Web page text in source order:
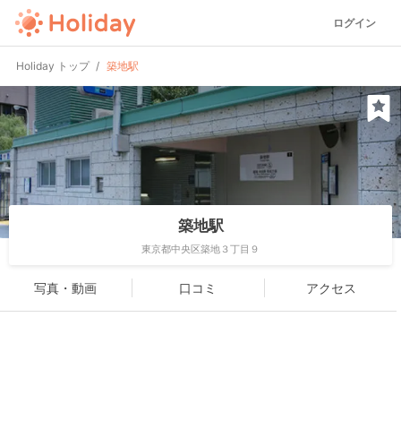
ログイン
Holiday トップ 築地駅
築地駅
東京都中央区築地３丁目９
写真・動画 口コミ アクセス